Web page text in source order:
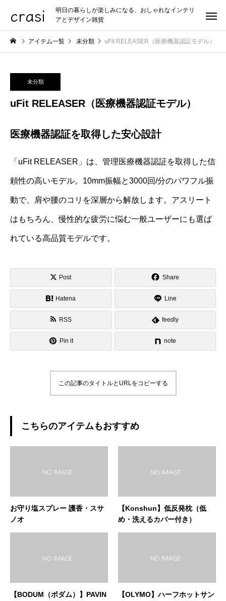
crasi
明日の暮らしが楽しみになる、おしゃれなインテリ
アとデザイン雑貨
アイテム一覧 未分類 uFit RELEASER（医療機器認証モデル）
未分類
uFit RELEASER（医療機器認証モデル）
医療機器認証を取得した安心設計
「uFit RELEASER」は、管理医療機器認証を取得した信
頼性の高いモデル。10mm振幅と3000回/分のパワフル振
動で、肩や腰のコリを深層から解放します。アスリート
はもちろん、慢性的な疲労に悩む一般ユーザーにも選ば
れている高品質モデルです。
Post Share
Hatena Line
RSS feedly
Pin it note
この記事のタイトルとURLをコピーする
こちらのアイテムもおすすめ
お守り塩スプレー 護香・スサ
ノオ
【Konshun】低反発枕（低
め・洗えるカバー付き）
【BODUM（ボダム）】PAVIN
【OLYMO】ハーフホットサン